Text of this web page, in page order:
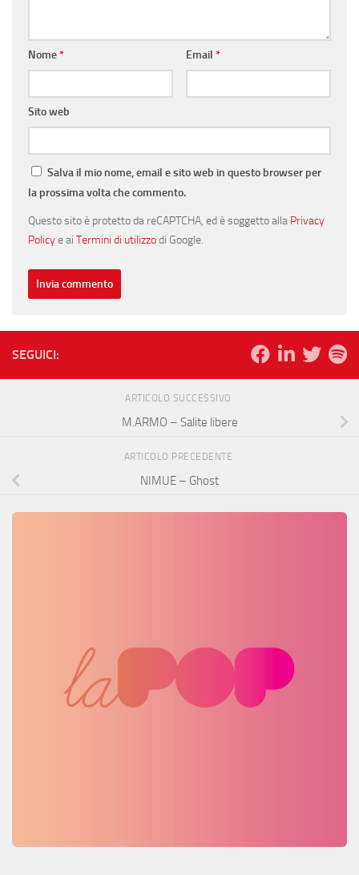
Nome* Email *
Sito web
Salva il mio nome, email e sito web in questo browser per
la prossima volta che commento.
Questo sito è protetto da reCAPTCHA, ed è soggetto alla Privacy
Policye ai Termini di utilizzodi Google.
SEGUICI:
ARTICOLO SUCCESSIVO
M.ARMO – Salite libere
ARTICOLO PRECEDENTE
NIMUE – Ghost